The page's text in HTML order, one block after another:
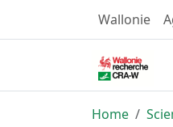
Wallonie
Home